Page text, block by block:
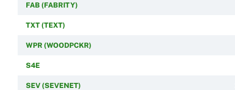
FAB (FABRITY)
TXT (TEXT)
WPR (WOODPCKR)
S4E
SEV (SEVENET)